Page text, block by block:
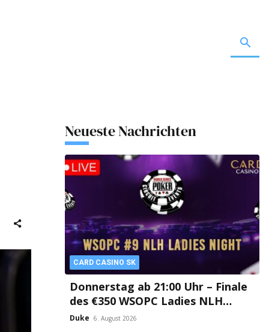
Neueste Nachrichten
CARD CASINO SK
Donnerstag ab 21:00 Uhr – Finale
des €350 WSOPC Ladies NLH
Event #9 aus dem Card Casino SK!
Duke 6. August 2026